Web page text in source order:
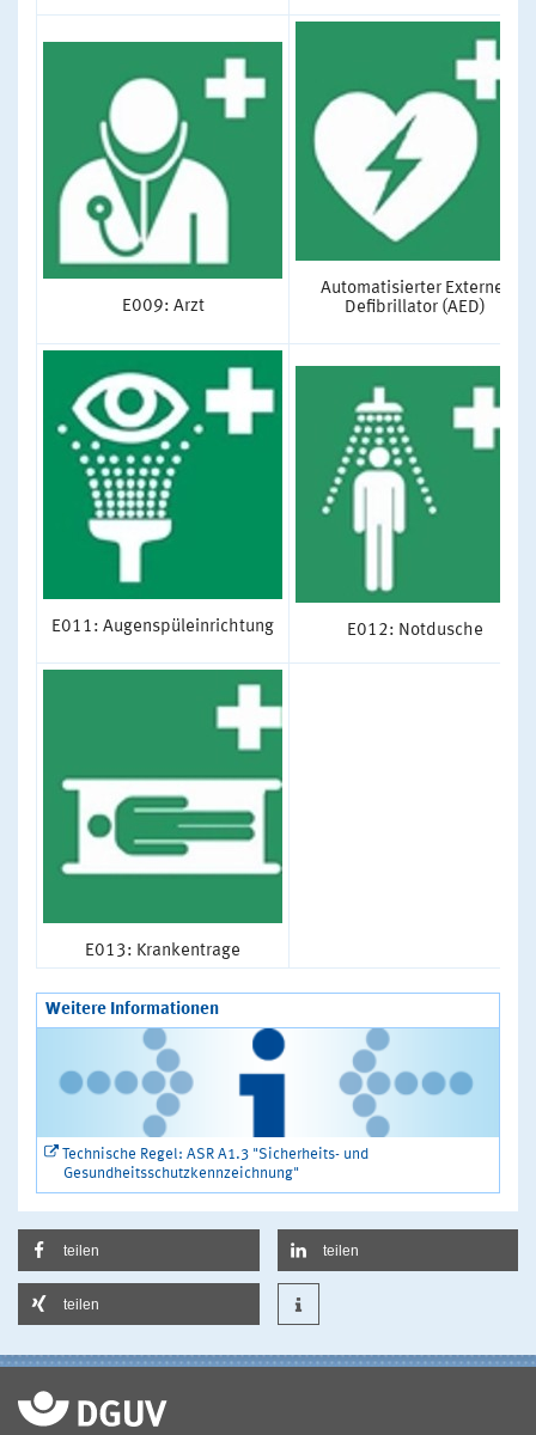
E009: Arzt
Automatisierter Externer
Defibrillator (AED)
E011: Augenspüleinrichtung E012: Notdusche
E013: Krankentrage
Weitere Informationen
Technische Regel: ASR A1.3 "Sicherheits- und
Gesundheitsschutzkennzeichnung"
teilen teilen
teilen